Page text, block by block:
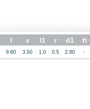
l s l1 r d1 ft
9.80 3.50 1.0 0.5 2.80 -